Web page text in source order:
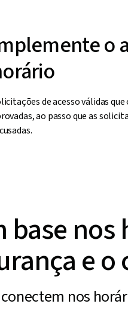
o
de acesso válidas
ao passo que as
base
e
nos